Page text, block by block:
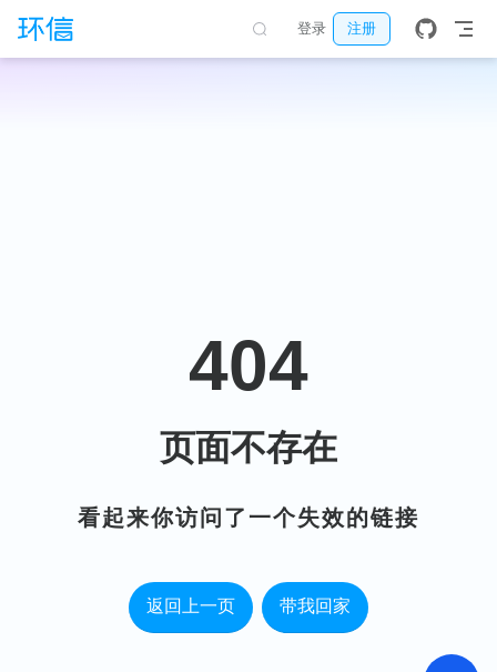
跳至主要內容
登录 注册
404
页面不存在
看起来你访问了一个失效的链接
返回上一页 带我回家